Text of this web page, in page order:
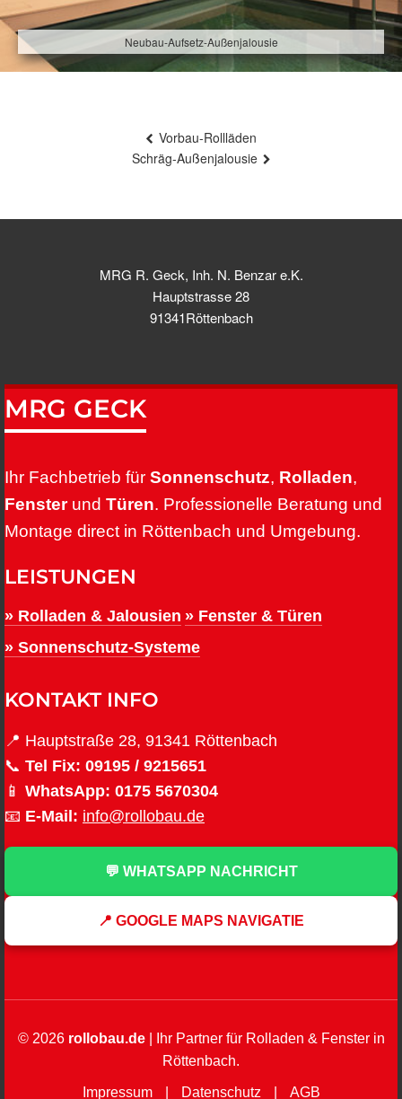
Neubau-Aufsetz-Außenjalousie
Vorbau-Rollläden
Schräg-Außenjalousie
MRG R. Geck, Inh. N. Benzar e.K.
Hauptstrasse 28
91341Röttenbach
MRG GECK
Ihr Fachbetrieb für Sonnenschutz, Rolladen,
Fensterund Türen. Professionelle Beratung und
Montage direct in Röttenbach und Umgebung.
LEISTUNGEN
» Rolladen & Jalousien » Fenster & Türen
» Sonnenschutz-Systeme
KONTAKT INFO
📍 Hauptstraße 28, 91341 Röttenbach
📞 Tel Fix: 09195 / 9215651
📱 WhatsApp: 0175 5670304
📧 E-Mail: info@rollobau.de
💬 WHATSAPP NACHRICHT
📍 GOOGLE MAPS NAVIGATIE
© 2026 rollobau.de| Ihr Partner für Rolladen & Fenster in
Röttenbach.
Impressum Datenschutz AGB